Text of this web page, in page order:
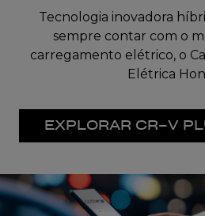
Tecnologia inovadora
sempre contar com o
carregamento elétrico, o
Elétrica
EXPLORAR CR-V